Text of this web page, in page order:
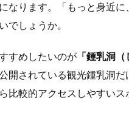
なります。「もっと身近
でしょうか。
すめしたいのが 「鍾乳洞
開されている観光鍾乳洞
比較的アクセスしやすいス